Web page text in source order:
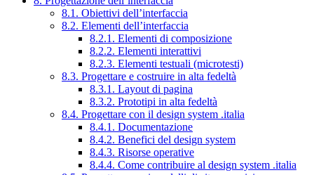
8.1. Obiettivi dell’interfaccia
8.2. Elementi dell’interfaccia
8.2.1. Elementi di composizione
8.2.2. Elementi interattivi
8.2.3. Elementi testuali (microtesti)
8.3. Progettare e costruire in alta fedeltà
8.3.1. Layout di pagina
8.3.2. Prototipi in alta fedeltà
8.4. Progettare con il design system .italia
8.4.1. Documentazione
8.4.2. Benefici del design system
8.4.3. Risorse operative
8.4.4. Come contribuire al design system .italia